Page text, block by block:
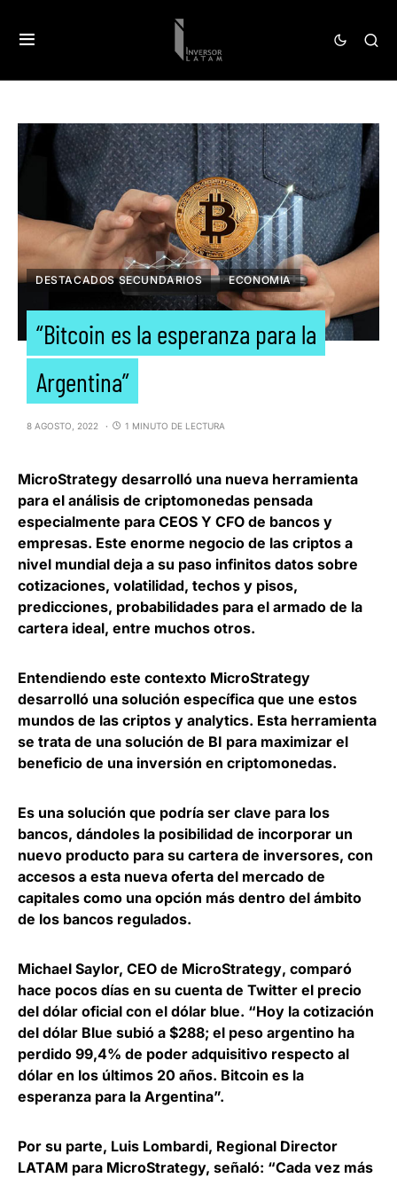
DESTACADOS SECUNDARIOS ECONOMIA
“Bitcoin es la esperanza para la
Argentina”
8 AGOSTO, 2022 1 MINUTO DE LECTURA
MicroStrategy desarrolló una nueva herramienta
para el análisis de criptomonedas pensada
especialmente para CEOS Y CFO de bancos y
empresas. Este enorme negocio de las criptos a
nivel mundial deja a su paso infinitos datos sobre
cotizaciones, volatilidad, techos y pisos,
predicciones, probabilidades para el armado de la
cartera ideal, entre muchos otros.
Entendiendo este contexto MicroStrategy
desarrolló una solución específica que une estos
mundos de las criptos y analytics. Esta herramienta
se trata de una solución de BI para maximizar el
beneficio de una inversión en criptomonedas.
Es una solución que podría ser clave para los
bancos, dándoles la posibilidad de incorporar un
nuevo producto para su cartera de inversores, con
accesos a esta nueva oferta del mercado de
capitales como una opción más dentro del ámbito
de los bancos regulados.
Michael Saylor, CEO de MicroStrategy, comparó
hace pocos días en su cuenta de Twitter el precio
del dólar oficial con el dólar blue. “Hoy la cotización
del dólar Blue subió a $288; el peso argentino ha
perdido 99,4% de poder adquisitivo respecto al
dólar en los últimos 20 años. Bitcoin es la
esperanza para la Argentina”.
Por su parte, Luis Lombardi, Regional Director
LATAM para MicroStrategy, señaló: “Cada vez más